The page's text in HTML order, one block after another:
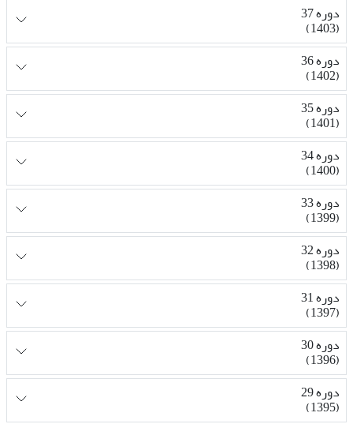
دوره 37
(1403)
دوره 36
(1402)
دوره 35
(1401)
دوره 34
(1400)
دوره 33
(1399)
دوره 32
(1398)
دوره 31
(1397)
دوره 30
(1396)
دوره 29
(1395)